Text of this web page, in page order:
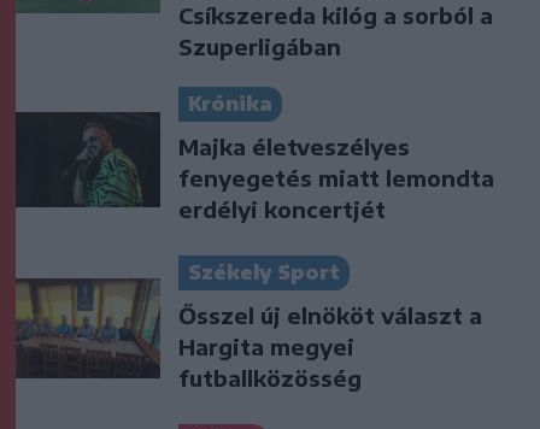
Csíkszereda kilóg a sorból a
Szuperligában
Krónika
Majka életveszélyes
fenyegetés miatt lemondta
erdélyi koncertjét
Székely Sport
Ősszel új elnököt választ a
Hargita megyei
futballközösség